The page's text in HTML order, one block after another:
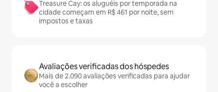
Treasure Cay: os aluguéis por temporada na
cidade começam em R$ 461 por noite, sem
impostos e taxas
Avaliações verificadas dos hóspedes
Mais de 2.090 avaliações verificadas para ajudar
você a escolher